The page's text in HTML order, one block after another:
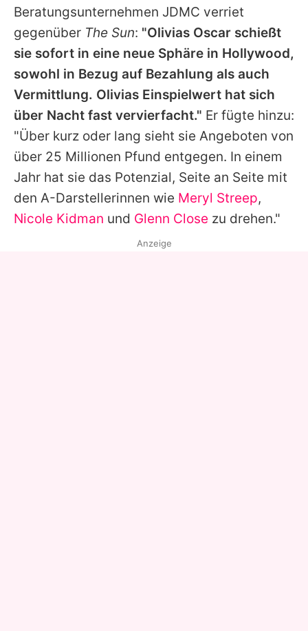
Beratungsunternehmen JDMC verriet
gegenüber The Sun: "Olivias Oscar schießt
sie sofort in eine neue Sphäre in Hollywood,
sowohl in Bezug auf Bezahlung als auch
Vermittlung. Olivias Einspielwert hat sich
über Nacht fast vervierfacht." Er fügte hinzu:
"Über kurz oder lang sieht sie Angeboten von
über 25 Millionen Pfund entgegen. In einem
Jahr hat sie das Potenzial, Seite an Seite mit
den A-Darstellerinnen wie Meryl Streep,
Nicole Kidman und Glenn Close zu drehen."
Anzeige